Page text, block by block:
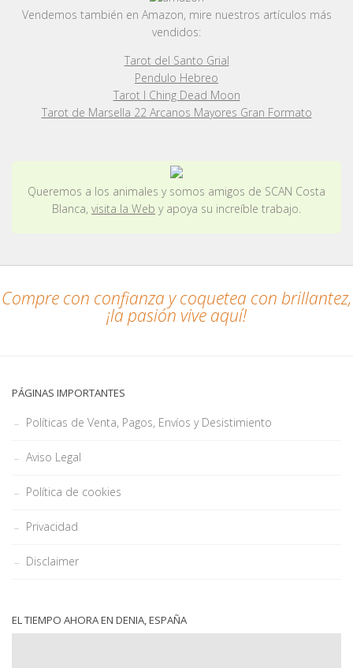
Vendemos también en Amazon, mire nuestros artículos más
vendidos:
Tarot del Santo Grial
Pendulo Hebreo
Tarot I Ching Dead Moon
Tarot de Marsella 22 Arcanos Mayores Gran Formato
Queremos a los animales y somos amigos de SCAN Costa
Blanca, visita la Web y apoya su increíble trabajo.
Compre con confianza y coquetea con brillantez,
¡la pasión vive aquí!
PÁGINAS IMPORTANTES
Políticas de Venta, Pagos, Envíos y Desistimiento
Aviso Legal
Política de cookies
Privacidad
Disclaimer
EL TIEMPO AHORA EN DENIA, ESPAÑA